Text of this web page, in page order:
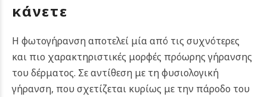
κάνετε
Η φωτογήρανση αποτελεί μία από τις συχνότερες
και πιο χαρακτηριστικές μορφές πρόωρης γήρανσης
του δέρματος. Σε αντίθεση με τη φυσιολογική
γήρανση, που σχετίζεται κυρίως με την πάροδο του